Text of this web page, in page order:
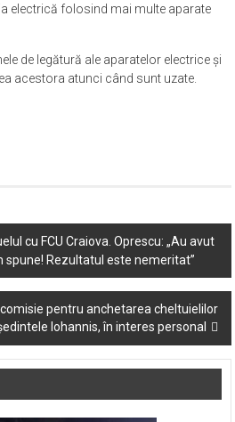
electrică folosind mai multe aparate
de legătură ale aparatelor electrice şi
acestora atunci când sunt uzate.
cu FCU Craiova. Oprescu: „Au avut
spune! Rezultatul este nemeritat”
pentru anchetarea cheltuielilor
Iohannis, în interes personal